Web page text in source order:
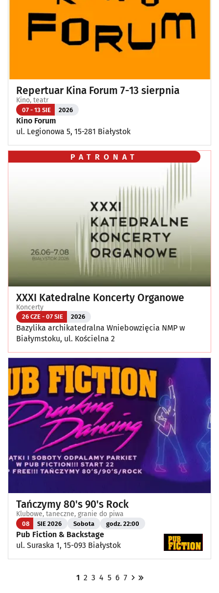
Repertuar Kina Forum 7-13 sierpnia
Kino, teatr
07 - 13 SIE 2026
Kino Forum
ul. Legionowa 5, 15-281 Białystok
PATRONAT
XXXI Katedralne Koncerty Organowe
Koncerty
26 CZE - 07 SIE 2026
Bazylika archikatedralna Wniebowzięcia NMP w
Białymstoku, ul. Kościelna 2
Tańczymy 80's 90's Rock
Klubowe, taneczne, granie do piwa
08 SIE 2026 Sobota godz. 22:00
Pub Fiction & Backstage
ul. Suraska 1, 15-093 Białystok
1 2 3 4 5 6 7